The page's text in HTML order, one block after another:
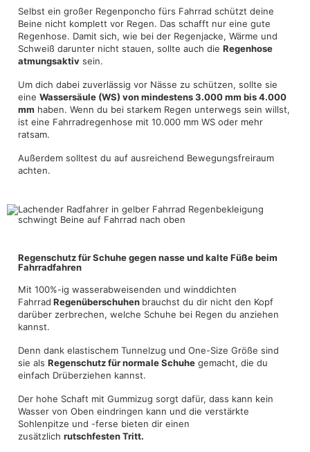
Selbst ein großer Regenponcho fürs Fahrrad schützt deine
Beine nicht komplett vor Regen. Das schafft nur eine gute
Regenhose. Damit sich, wie bei der Regenjacke, Wärme und
Schweiß darunter nicht stauen, sollte auch die Regenhose
atmungsaktiv sein.
Um dich dabei zuverlässig vor Nässe zu schützen, sollte sie
eine Wassersäule (WS) von mindestens 3.000 mm bis 4.000
mm haben. Wenn du bei starkem Regen unterwegs sein willst,
ist eine Fahrradregenhose mit 10.000 mm WS oder mehr
ratsam.
Außerdem solltest du auf ausreichend Bewegungsfreiraum
achten.
Regenschutz für Schuhe gegen nasse und kalte Füße beim
Fahrradfahren
Mit 100%-ig wasserabweisenden und winddichten
Fahrrad Regenüberschuhen brauchst du dir nicht den Kopf
darüber zerbrechen, welche Schuhe bei Regen du anziehen
kannst.
Denn dank elastischem Tunnelzug und One-Size Größe sind
sie als Regenschutz für normale Schuhe gemacht, die du
einfach Drüberziehen kannst.
Der hohe Schaft mit Gummizug sorgt dafür, dass kann kein
Wasser von Oben eindringen kann und die verstärkte
Sohlenpitze und -ferse bieten dir einen
zusätzlich rutschfesten Tritt.